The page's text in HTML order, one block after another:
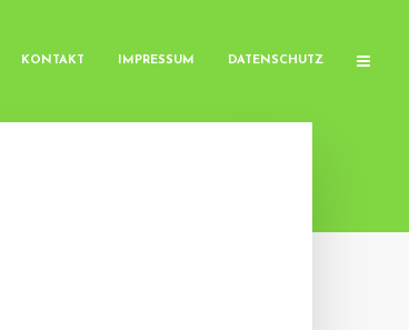
KONTAKT IMPRESSUM DATENSCHUTZ